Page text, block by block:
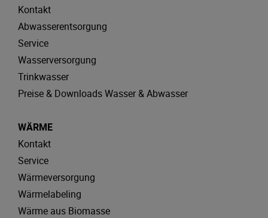
Kontakt
Abwasserentsorgung
Service
Wasserversorgung
Trinkwasser
Preise & Downloads Wasser & Abwasser
WÄRME
Kontakt
Service
Wärmeversorgung
Wärmelabeling
Wärme aus Biomasse